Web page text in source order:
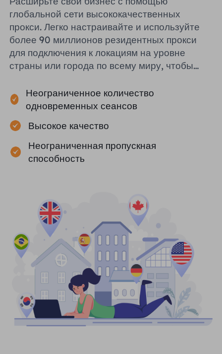
глобальной сети высококачественных
прокси. Легко настраивайте и используйте
более 90 миллионов резидентных прокси
для подключения к локациям на уровне
страны или города по всему миру, чтобы
публичные данные.
Неограниченное количество
одновременных сеансов
Высокое качество
Неограниченная пропускная
способность